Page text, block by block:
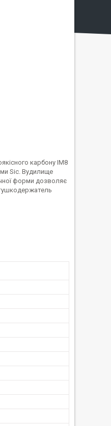
карбону IM8
Sic. Вудилище
форми дозволяє